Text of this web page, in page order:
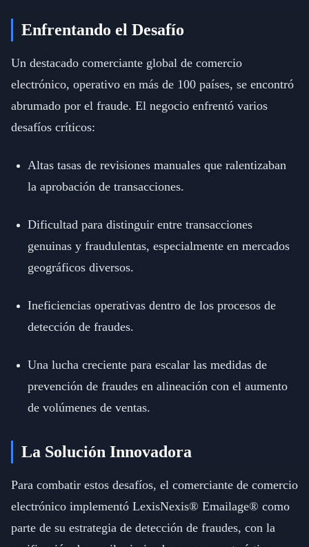
Enfrentando el Desafío
Un destacado comerciante global de comercio
electrónico, operativo en más de 100 países, se encontró
abrumado por el fraude. El negocio enfrentó varios
desafíos críticos:
Altas tasas de revisiones manuales que ralentizaban
la aprobación de transacciones.
Dificultad para distinguir entre transacciones
genuinas y fraudulentas, especialmente en mercados
geográficos diversos.
Ineficiencias operativas dentro de los procesos de
detección de fraudes.
Una lucha creciente para escalar las medidas de
prevención de fraudes en alineación con el aumento
de volúmenes de ventas.
La Solución Innovadora
Para combatir estos desafíos, el comerciante de comercio
electrónico implementó LexisNexis® Emailage® como
parte de su estrategia de detección de fraudes, con la